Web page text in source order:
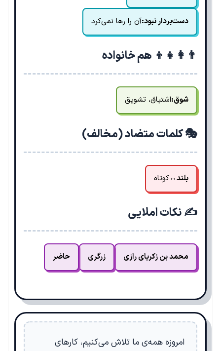
دست‌بردار نبود:آن را رها نمی‌کرد
👨‍👩‍👧‍👦 هم خانواده
شوق:اشتیاق، تشویق
🎭 کلمات متضاد (مخالف)
بلند↔کوتاه
✍️ نکات املایی
محمد بن زکریای رازی زرگری حاضر
امروزه همه‌ی ما تلاش می‌کنیم، کارهای